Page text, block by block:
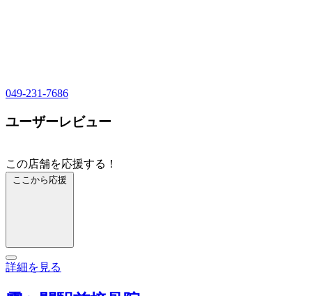
049-231-7686
ユーザーレビュー
この店舗を応援する！
ここから応援
詳細を見る